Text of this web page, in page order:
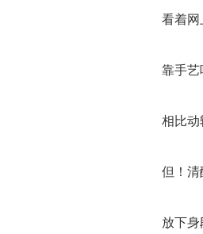
看着网
靠手艺
相比动
但！清
放下身